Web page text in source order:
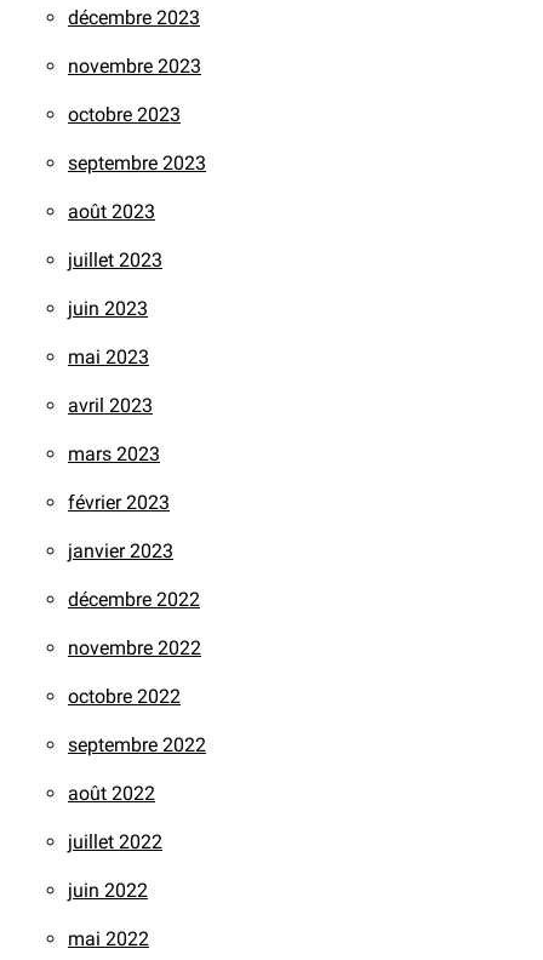
décembre 2023
novembre 2023
octobre 2023
septembre 2023
août 2023
juillet 2023
juin 2023
mai 2023
avril 2023
mars 2023
février 2023
janvier 2023
décembre 2022
novembre 2022
octobre 2022
septembre 2022
août 2022
juillet 2022
juin 2022
mai 2022